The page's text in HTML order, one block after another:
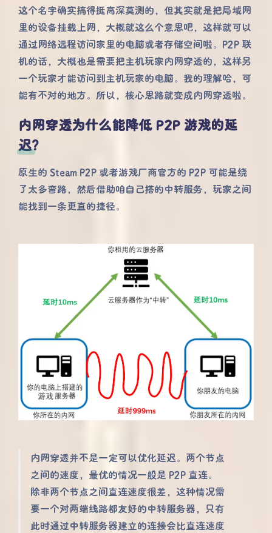
这个名字确实搞得挺高深莫测的，但其实就是把局域网
里的设备挂载上网，大概就这么个意思吧，这样就可以
通过网络远程访问家里的电脑或者存储空间啦。P2P 联
机的话，大概也是需要把主机玩家内网穿透的，这样另
一个玩家才能访问到主机玩家的电脑。我的理解哈，可
能有不对的地方。所以，核心思路就变成内网穿透啦。
内网穿透为什么能降低 P2P 游戏的延
迟？
原生的 Steam P2P 或者游戏厂商官方的 P2P 可能是绕
了太多弯路，然后借助咱自己搭的中转服务，玩家之间
能找到一条更直的捷径。
内网穿透并不是一定可以优化延迟。两个节点
之间的速度，最优的情况一般是 P2P 直连。
除非两个节点之间直连速度很差，这种情况需
要一个对两端线路都友好的中转服务器，只有
此时通过中转服务器建立的连接会比直连速度